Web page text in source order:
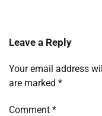
Leave a Reply
Your email address
are marked *
Comment *